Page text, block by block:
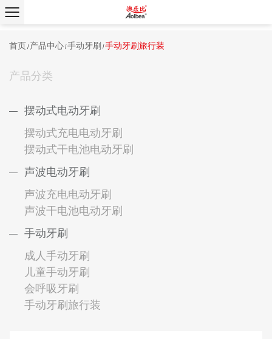
首页 / 产品中心 / 手动牙刷 / 手动牙刷旅行装
产品分类
摆动式电动牙刷
摆动式充电电动牙刷
摆动式干电池电动牙刷
声波电动牙刷
声波充电电动牙刷
声波干电池电动牙刷
手动牙刷
成人手动牙刷
儿童手动牙刷
会呼吸牙刷
手动牙刷旅行装